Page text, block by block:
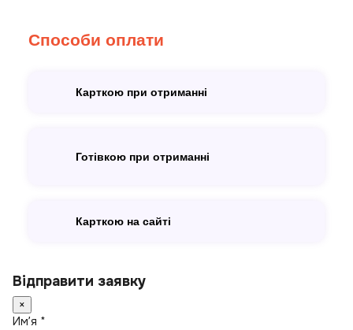
Способи оплати
Карткою при отриманні
Готівкою при отриманні
Карткою на сайті
Відправити заявку
×
Имʼя *